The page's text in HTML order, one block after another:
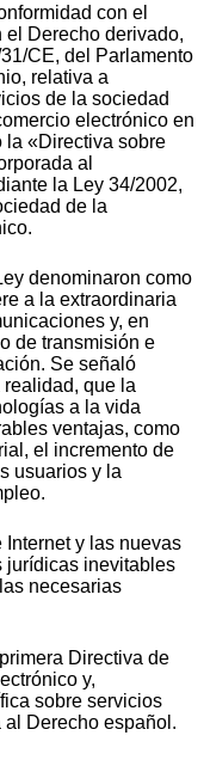
con el
el Derecho derivado,
CE, del Parlamento
relativa a
de la sociedad
electrónico en
la «Directiva sobre
al
la Ley 34/2002,
de la
denominaron como
a la extraordinaria
y, en
de transmisión e
Se señaló
que la
a la vida
ventajas, como
el incremento de
usuarios y la
y las nuevas
jurídicas inevitables
necesarias
Directiva de
y,
sobre servicios
Derecho español.